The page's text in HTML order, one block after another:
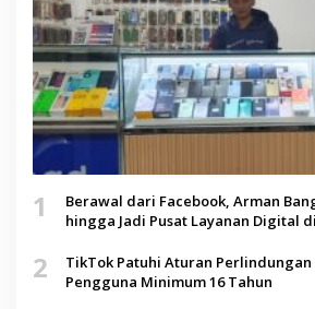
1
Berawal dari Facebook, Arman
hingga Jadi Pusat Layanan Digital
2
TikTok Patuhi Aturan Perlindungan
Pengguna Minimum 16 Tahun